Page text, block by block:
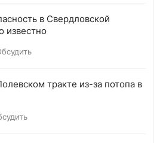
в Свердловской
известно
тракте из-за потопа в